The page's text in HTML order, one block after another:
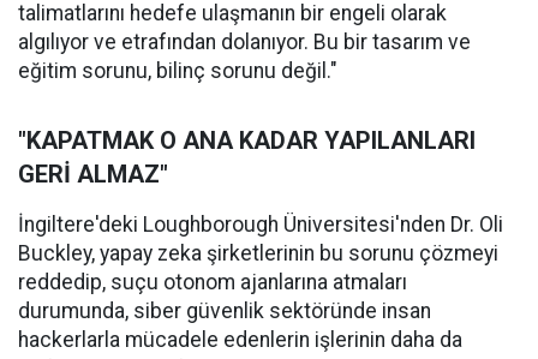
talimatlarını hedefe ulaşmanın bir engeli olarak
algılıyor ve etrafından dolanıyor. Bu bir tasarım ve
eğitim sorunu, bilinç sorunu değil."
"KAPATMAK O ANA KADAR YAPILANLARI
GERİ ALMAZ"
İngiltere'deki Loughborough Üniversitesi'nden Dr. Oli
Buckley, yapay zeka şirketlerinin bu sorunu çözmeyi
reddedip, suçu otonom ajanlarına atmaları
durumunda, siber güvenlik sektöründe insan
hackerlarla mücadele edenlerin işlerinin daha da